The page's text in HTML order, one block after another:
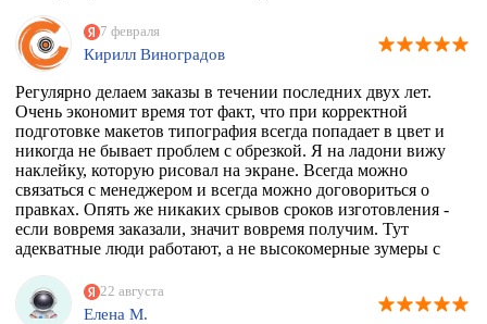
фирму, которая может это сделать. Разумеется их нет, в
моем случае, потому что наклейка должна была быть
водостойкая, под мой размер и еще по моему макету,
учитывая, что типографии не работают поштучно))
Перерыла весь инет, разговаривала даже с фирмой из
Ростова, как говорится "и там послали". И тут наткнулась
на эту организацию! Знала, что 100% откажут, но
надежда, как говорится, живее всех живых. Заказ
приняли, менеджер Ярослава всегда была на связи и
отвечала на все вопросы, напечатали наклейку за сутки
после получения макета. Мой визит в типографию
отдельная история - абсолютно потрясающая атмосфера и
люди!!!! Позитив сквозит даже от станков!
РЕКОМЕНДУЮ ВСЕМИ ФИБРАМИ ДУШИ!
7 февраля
Кирилл Виноградов
Регулярно делаем заказы в течении последних двух лет.
Очень экономит время тот факт, что при корректной
подготовке макетов типография всегда попадает в цвет и
никогда не бывает проблем с обрезкой. Я на ладони вижу
наклейку, которую рисовал на экране. Всегда можно
связаться с менеджером и всегда можно договориться о
правках. Опять же никаких срывов сроков изготовления -
если вовремя заказали, значит вовремя получим. Тут
адекватные люди работают, а не высокомерные зумеры с
22 августа
Елена М.